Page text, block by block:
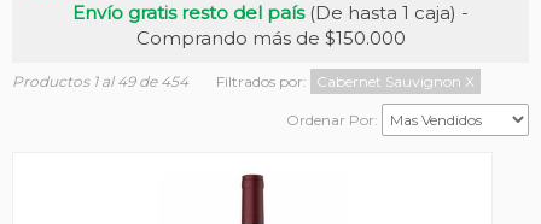
Envío gratis resto del país(De hasta 1 caja) -
Comprando más de $150.000
Productos 1 al 49 de 454 Filtrados por: Cabernet Sauvignon X
Ordenar Por: